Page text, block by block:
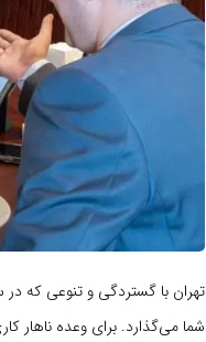
تهران با گستردگی و تنوعی که
شما می‌گذارد. برای وعده ناهار